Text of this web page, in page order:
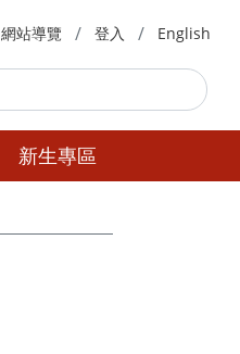
網站導覽 登入 English
新生專區